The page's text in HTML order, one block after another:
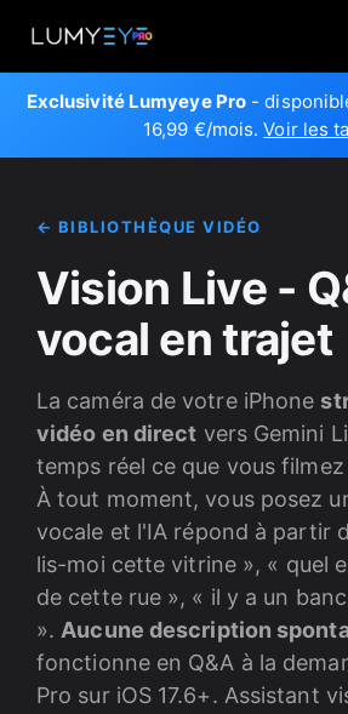
Exclusivité Lumyeye Pro -
16,99 €/mois.Voir les
← BIBLIOTHÈQUE VIDÉO
Vision Live -
vocal en trajet
La caméra de votre iPhone
vidéo en direct vers Gemini
temps réel ce que vous
À tout moment, vous posez
vocale et l'IA répond à partir
lis-moi cette vitrine », « quel
de cette rue », « il y a un
». Aucune description
fonctionne en Q&A à la
Pro sur iOS 17.6+. Assistant